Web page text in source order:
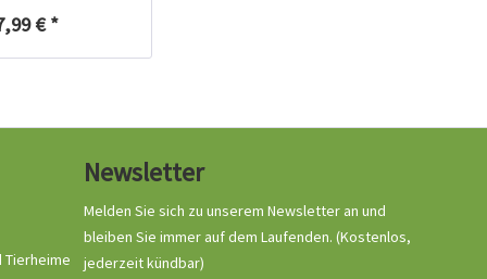
€ *
Tierheime
Newsletter
Melden Sie sich zu unserem Newsletter an und
bleiben Sie immer auf dem Laufenden. (Kostenlos,
jederzeit kündbar)